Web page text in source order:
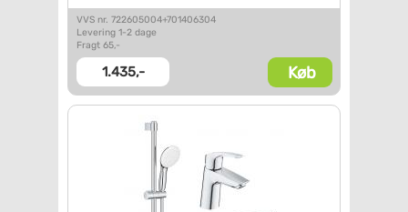
VVS nr. 722605004+701406304
Levering 1-2 dage
Fragt 65,-
1.435,- Køb